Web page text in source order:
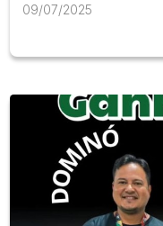
09/07/2025